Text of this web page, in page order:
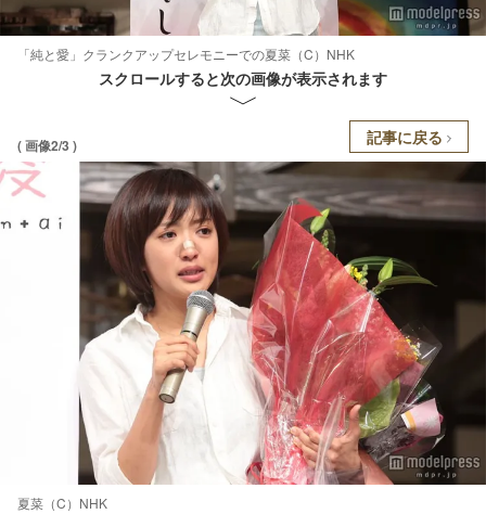
「純と愛」クランクアップセレモニーでの夏菜（C）NHK
スクロールすると次の画像が表示されます
( 画像2/3 ) 記事に戻る
夏菜（C）NHK